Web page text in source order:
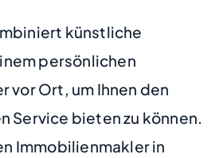
künstliche
persönlichen
vor Ort, um Ihnen den
Service bieten zu können.
Immobilienmakler in